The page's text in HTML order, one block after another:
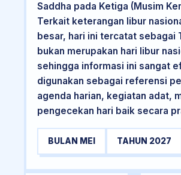
Saddha pada Ketiga (Musim
Terkait keterangan libur
besar, hari ini tercatat sebagai
bukan merupakan hari libur
sehingga informasi ini sangat
digunakan sebagai referensi
agenda harian, kegiatan adat,
pengecekan hari baik secara
BULAN MEI TAHUN 2027